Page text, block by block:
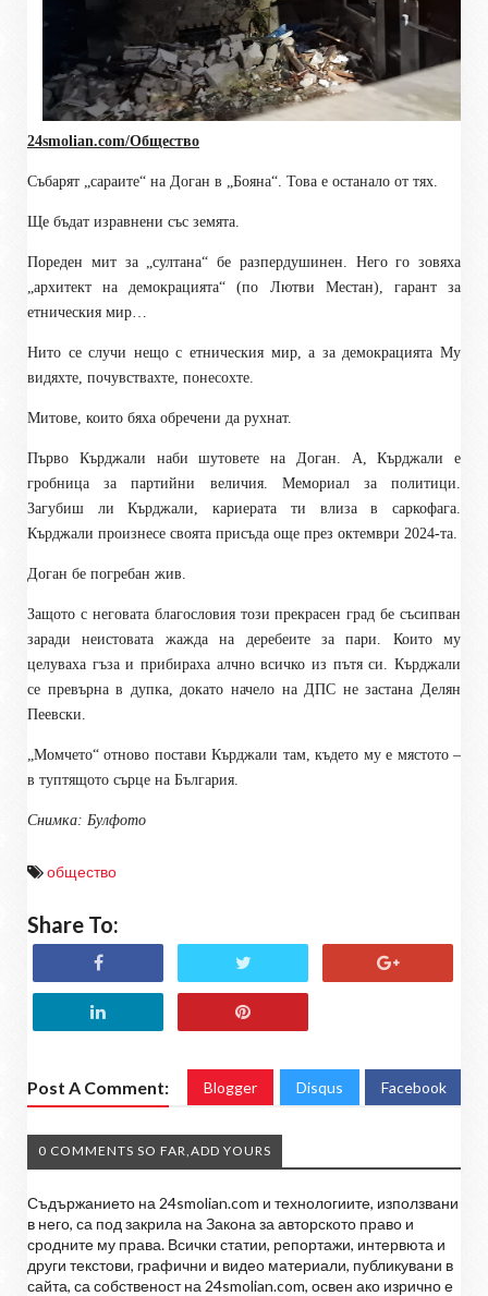
24smolian.com/Общество
Събарят „сараите“ на Доган в „Бояна“. Това е останало от тях.
Ще бъдат изравнени със земята.
Пореден мит за „султана“ бе разпердушинен. Него го зовяха
„архитект на демокрацията“ (по Лютви Местан), гарант за
етническия мир…
Нито се случи нещо с етническия мир, а за демокрацията Му
видяхте, почувствахте, понесохте.
Митове, които бяха обречени да рухнат.
Първо Кърджали наби шутовете на Доган. А, Кърджали е
гробница за партийни величия. Мемориал за политици.
Загубиш ли Кърджали, кариерата ти влиза в саркофага.
Кърджали произнесе своята присъда още през октември 2024-та.
Доган бе погребан жив.
Защото с неговата благословия този прекрасен град бе съсипван
заради неистовата жажда на деребеите за пари. Които му
целуваха гъза и прибираха алчно всичко из пътя си. Кърджали
се превърна в дупка, докато начело на ДПС не застана Делян
Пеевски.
„Момчето“ отново постави Кърджали там, където му е мястото –
в туптящото сърце на България.
Снимка: Булфото
общество
Share To:
Post A Comment: Blogger Disqus Facebook
0 COMMENTS SO FAR,ADD YOURS
Съдържанието на 24smolian.com и технологиите, използвани
в него, са под закрила на Закона за авторското право и
сродните му права. Всички статии, репортажи, интервюта и
други текстови, графични и видео материали, публикувани в
сайта, са собственост на 24smolian.com, освен ако изрично е